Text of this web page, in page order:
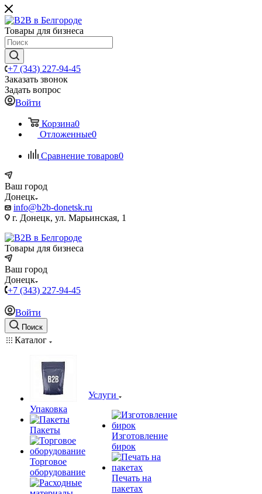
Товары для бизнеса
+7 (343) 227-94-45
Заказать звонок
Задать вопрос
Войти
Корзина0
Отложенные0
Сравнение товаров0
Ваш город
Донецк
info@b2b-donetsk.ru
г. Донецк, ул. Марьинская, 1
Товары для бизнеса
Ваш город
Донецк
+7 (343) 227-94-45
Войти
Поиск
Каталог
Упаковка
Пакеты
Торговое
оборудование
Услуги
Изготовление
бирок
Печать на
пакетах